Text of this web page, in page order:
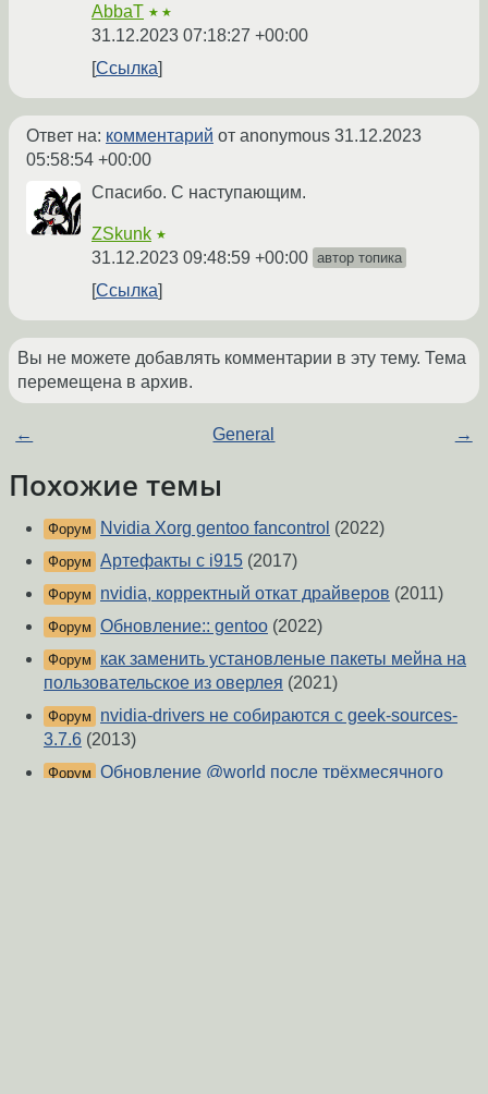
AbbaT ★★
31.12.2023 07:18:27 +00:00
Ссылка
Ответ на: комментарий от anonymous 31.12.2023
05:58:54 +00:00
Спасибо. С наступающим.
ZSkunk ★
31.12.2023 09:48:59 +00:00 автор топика
Ссылка
Вы не можете добавлять комментарии в эту тему. Тема
перемещена в архив.
← General →
Похожие темы
Форум Nvidia Xorg gentoo fancontrol (2022)
Форум Артефакты с i915 (2017)
Форум nvidia, корректный откат драйверов (2011)
Форум Обновление:: gentoo (2022)
Форум
как заменить установленые пакеты мейна на
пользовательское из оверлея (2021)
Форум
nvidia-drivers не собираются с geek-sources-
3.7.6 (2013)
Форум Обновление @world после трёхмесячного